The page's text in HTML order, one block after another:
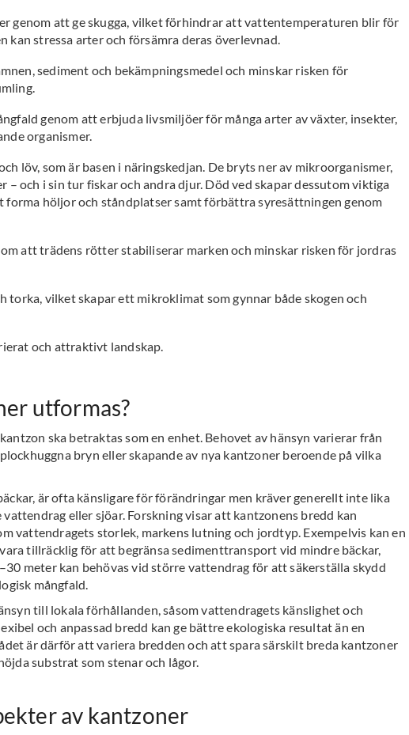
genom att ge skugga, vilket förhindrar att vattentemperaturen blir för
kan stressa arter och försämra deras överlevnad.
sediment och bekämpningsmedel och minskar risken för
genom att erbjuda livsmiljöer för många arter av växter, insekter,
organismer.
löv, som är basen i näringskedjan. De bryts ner av mikroorganismer,
– och i sin tur fiskar och andra djur. Död ved skapar dessutom viktiga
forma höljor och ståndplatser samt förbättra syresättningen genom
att trädens rötter stabiliserar marken och minskar risken för jordras
torka, vilket skapar ett mikroklimat som gynnar både skogen och
och attraktivt landskap.
utformas?
ska betraktas som en enhet. Behovet av hänsyn varierar från
bryn eller skapande av nya kantzoner beroende på vilka
är ofta känsligare för förändringar men kräver generellt inte lika
eller sjöar. Forskning visar att kantzonens bredd kan
vattendragets storlek, markens lutning och jordtyp. Exempelvis kan en
tillräcklig för att begränsa sedimenttransport vid mindre bäckar,
meter kan behövas vid större vattendrag för att säkerställa skydd
mångfald.
till lokala förhållanden, såsom vattendragets känslighet och
och anpassad bredd kan ge bättre ekologiska resultat än en
är därför att variera bredden och att spara särskilt breda kantzoner
substrat som stenar och lågor.
av kantzoner